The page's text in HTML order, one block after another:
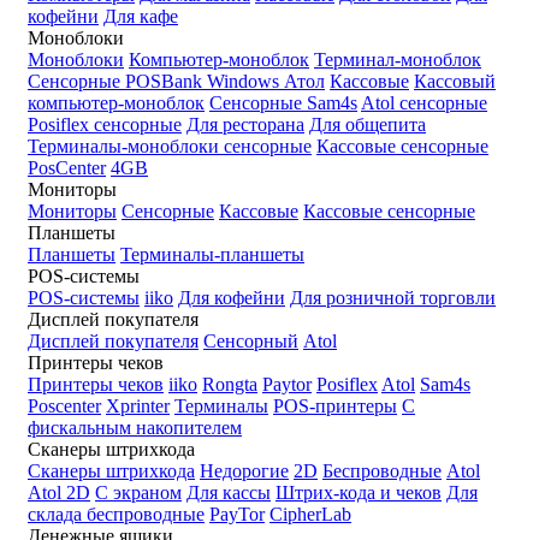
кофейни Для кафе
Моноблоки
Моноблоки Компьютер-моноблок Терминал-моноблок
Сенсорные POSBank Windows Атол Кассовые Кассовый
компьютер-моноблок Сенсорные Sam4s Atol сенсорные
Posiflex сенсорные Для ресторана Для общепита
Терминалы-моноблоки сенсорные Кассовые сенсорные
PosCenter 4GB
Мониторы
Мониторы Сенсорные Кассовые Кассовые сенсорные
Планшеты
Планшеты Терминалы-планшеты
POS-системы
POS-системы iiko Для кофейни Для розничной торговли
Дисплей покупателя
Дисплей покупателя Сенсорный Atol
Принтеры чеков
Принтеры чеков iiko Rongta Paytor Posiflex Atol Sam4s
Poscenter Xprinter Терминалы POS-принтеры С
фискальным накопителем
Сканеры штрихкода
Сканеры штрихкода Недорогие 2D Беспроводные Atol
Atol 2D С экраном Для кассы Штрих-кода и чеков Для
склада беспроводные PayTor CipherLab
Денежные ящики